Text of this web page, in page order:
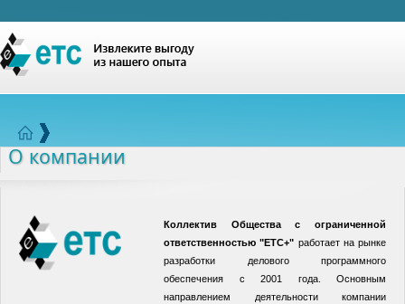
О компании
Коллектив Общества с ограниченной
ответственностью "ЕТС+" работает на рынке
разработки делового программного
обеспечения с 2001 года. Основным
направлением деятельности компании